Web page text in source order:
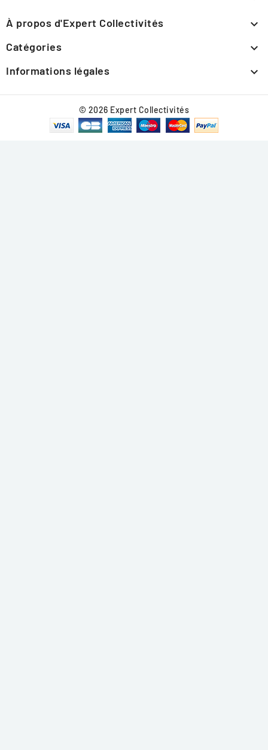
À propos d'Expert Collectivités 
Catégories 
Informations légales 
© 2026 Expert Collectivités